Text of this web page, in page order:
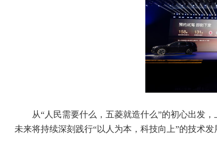
从“人民需要什么，五菱就造什么”的初心出发
未来将持续深刻践行“以人为本，科技向上”的技术